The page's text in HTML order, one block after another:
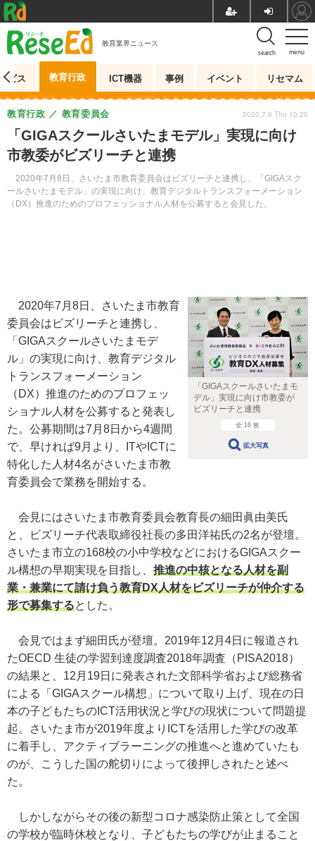
menu
search
教育業界ニュース
ビス 教育行政 ICT機器 事例 イベント リセマム
「GIGAスクールさいたまモデル」実現に向け
市教委がビズリーチと連携
2020年7月8日、さいたま市教育委員会はビズリーチと連携し、「GIGAスク
ールさいたまモデル」の実現に向け、教育デジタルトランスフォーメーション
（DX）推進のためのプロフェッショナル人材を公募すると会見した。
教育行政 教育委員会 2020.7.9 Thu 10:20
「GIGAスクールさいたまモ
デル」実現に向け市教委が
ビズリーチと連携
全 16 枚
拡大写真
2020年7月8日、さいたま市教育
委員会はビズリーチと連携し、
「GIGAスクールさいたまモデ
ル」の実現に向け、教育デジタル
トランスフォーメーション
（DX）推進のためのプロフェッ
ショナル人材を公募すると発表し
た。公募期間は7月8日から4週間
で、早ければ9月より、ITやICTに
特化した人材4名がさいたま市教
育委員会で業務を開始する。
会見にはさいたま市教育委員会教育長の細田眞由美氏
と、ビズリーチ代表取締役社長の多田洋祐氏の2名が登壇。
さいたま市立の168校の小中学校などにおけるGIGAスクー
ル構想の早期実現を目指し、 推進の中核となる人材を副
業・兼業にて請け負う教育DX人材をビズリーチが仲介する
形で募集するとした。
会見ではまず細田氏が登壇。2019年12月4日に報道され
たOECD 生徒の学習到達度調査2018年調査（PISA2018）
の結果と、12月19日に発表された文部科学省および総務省
による「GIGAスクール構想」について取り上げ、現在の日
本の子どもたちのICT活用状況と学びの現状について問題提
起。さいたま市が2019年度よりICTを活用した学びの改革
に着手し、アクティブラーニングの推進へと進めていたも
のが、こうした国の舵切りによって後押しされたと述べ
た。
しかしながらその後の新型コロナ感染防止策として全国
の学校が臨時休校となり、子どもたちの学びが止まること